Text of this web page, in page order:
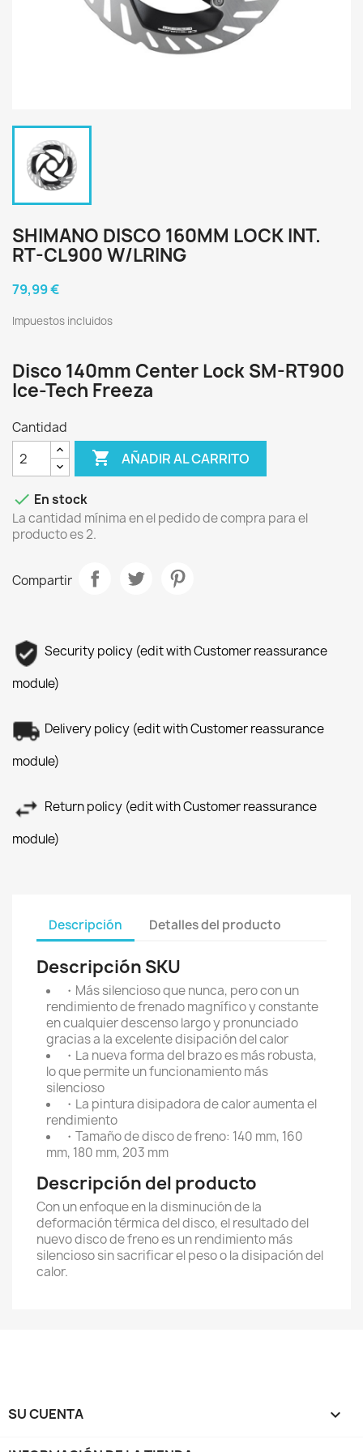
SHIMANO DISCO 160MM LOCK INT.
RT-CL900 W/LRING
79,99 €
Impuestos incluidos
Disco 140mm Center Lock SM-RT900
Ice-Tech Freeza
Cantidad
 AÑADIR AL CARRITO
 En stock
La cantidad mínima en el pedido de compra para el
producto es 2.
Compartir
Security policy (edit with Customer reassurance
module)
Delivery policy (edit with Customer reassurance
module)
Return policy (edit with Customer reassurance
module)
Descripción Detalles del producto
Descripción SKU
・Más silencioso que nunca, pero con un
rendimiento de frenado magnífico y constante
en cualquier descenso largo y pronunciado
gracias a la excelente disipación del calor
・La nueva forma del brazo es más robusta,
lo que permite un funcionamiento más
silencioso
・La pintura disipadora de calor aumenta el
rendimiento
・Tamaño de disco de freno: 140 mm, 160
mm, 180 mm, 203 mm
Descripción del producto
Con un enfoque en la disminución de la
deformación térmica del disco, el resultado del
nuevo disco de freno es un rendimiento más
silencioso sin sacrificar el peso o la disipación del
calor.
SU CUENTA 